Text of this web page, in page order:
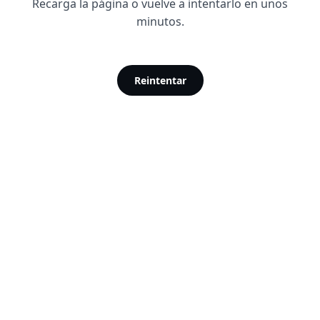
Recarga la página o vuelve a intentarlo en unos
minutos.
Reintentar